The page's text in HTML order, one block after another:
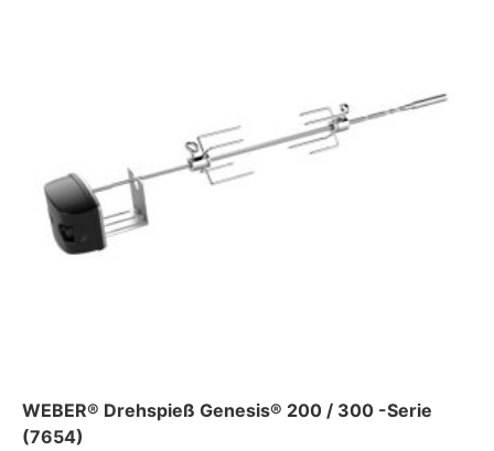
WEBER® Drehspieß Genesis® 200 / 300 -Serie
(7654)